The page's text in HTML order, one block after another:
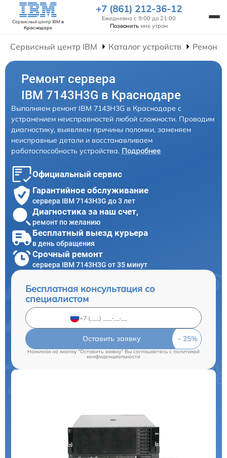
Сервисный центр IBM в
Краснодаре
+7 (861) 212-36-12
Ежедневно с 9:00 до 21:00
Позвонить мне утром
Сервисный центр IBM Каталог устройств Ремонт
Ремонт сервера
IBM 7143H3G в Краснодаре
Выполняем ремонт IBM 7143H3G в Краснодаре с
устранением неисправностей любой сложности. Проводим
диагностику, выявляем причины поломки, заменяем
неисправные детали и восстанавливаем
работоспособность устройства. Подробнее
Официальный сервис
Гарантийное обслуживание
сервера IBM 7143H3G до 3 лет
Диагностика за наш счет,
ремонт по желанию
Бесплатный выезд курьера
в день обращения
Срочный ремонт
сервера IBM 7143H3G от 35 минут
Бесплатная консультация со
специалистом
Оставить заявку
Нажимая на кнопку "Оставить заявку" Вы соглашаетесь c политикой
конфиденциальности